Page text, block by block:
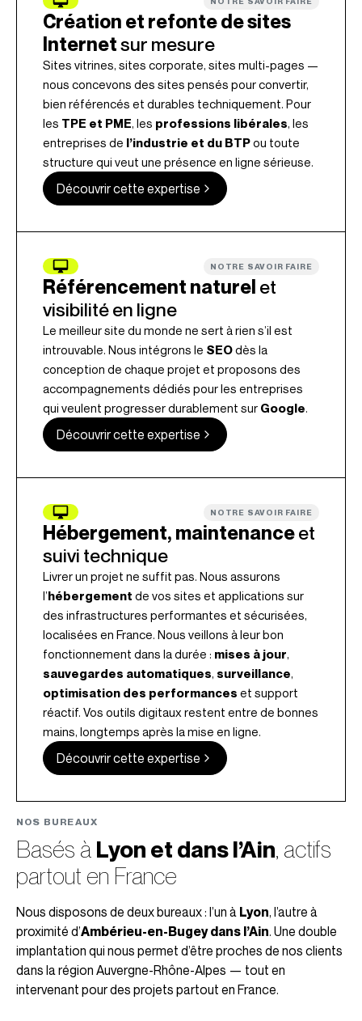
Création et refonte de sites
Internetsur mesure
Sites vitrines, sites corporate, sites multi-pages —
nous concevons des sites pensés pour convertir,
bien référencés et durables techniquement. Pour
les TPE et PME, les professions libérales, les
entreprises de l’industrie et du BTPou toute
structure qui veut une présence en ligne sérieuse.
Découvrir cette expertise
NOTRE SAVOIR FAIRE
Référencement naturel et
visibilité en ligne
Le meilleur site du monde ne sert à rien s’il est
introuvable. Nous intégrons le SEOdès la
conception de chaque projet et proposons des
accompagnements dédiés pour les entreprises
qui veulent progresser durablement sur Google.
Découvrir cette expertise
NOTRE SAVOIR FAIRE
Hébergement, maintenanceet
suivi technique
Livrer un projet ne suffit pas. Nous assurons
l’hébergement de vos sites et applications sur
des infrastructures performantes et sécurisées,
localisées en France. Nous veillons à leur bon
fonctionnement dans la durée : mises à jour,
sauvegardes automatiques, surveillance,
optimisation des performances et support
réactif. Vos outils digitaux restent entre de bonnes
mains, longtemps après la mise en ligne.
Découvrir cette expertise
NOS BUREAUX
Basés à Lyon et dans l’Ain, actifs
partout en France
Nous disposons de deux bureaux : l’un à Lyon, l’autre à
proximité d’Ambérieu-en-Bugey dans l’Ain. Une double
implantation qui nous permet d’être proches de nos clients
dans la région Auvergne-Rhône-Alpes — tout en
intervenant pour des projets partout en France.